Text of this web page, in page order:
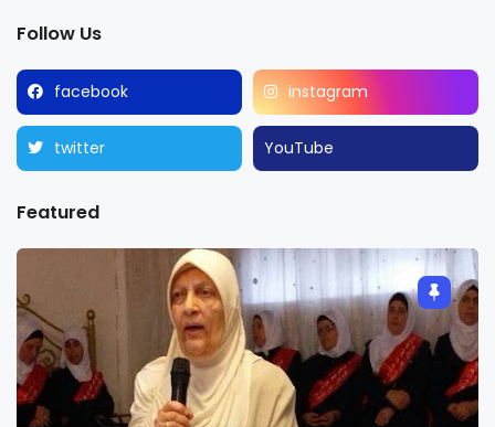
Follow Us
facebook instagram
twitter YouTube
Featured